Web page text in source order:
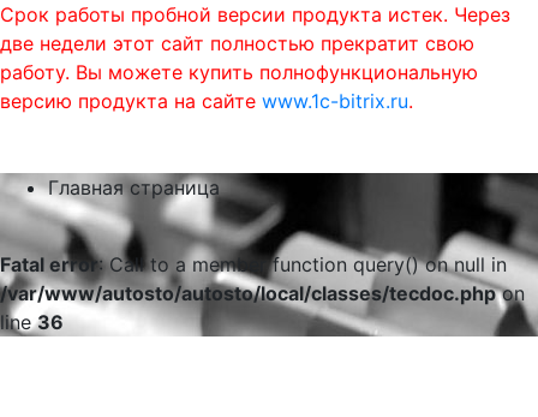
Срок работы пробной версии продукта истек. Через
две недели этот сайт полностью прекратит свою
работу. Вы можете купить полнофункциональную
версию продукта на сайте www.1c-bitrix.ru.
Главная страница
Fatal error: Call to a member function query() on null in
/var/www/autosto/autosto/local/classes/tecdoc.phpon
line36